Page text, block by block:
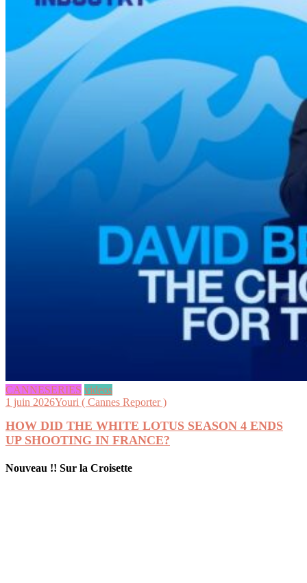
CANNESERIES videos
1 juin 2026Youri ( Cannes Reporter )
HOW DID THE WHITE LOTUS SEASON 4 ENDS
UP SHOOTING IN FRANCE?
Nouveau !! Sur la Croisette